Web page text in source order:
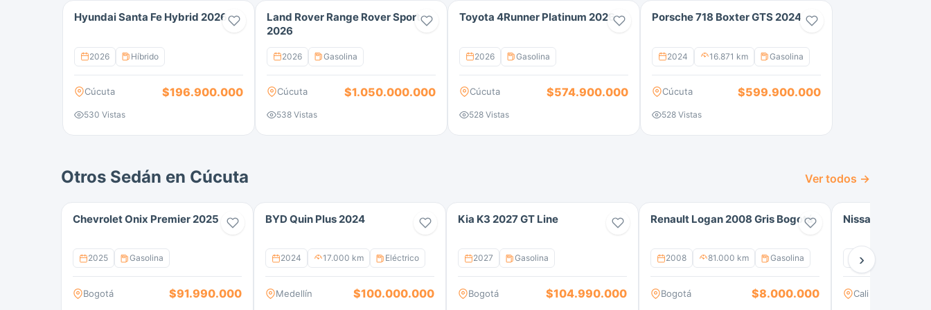
Hyundai Santa Fe Hybrid 2026
2026 Híbrido
Cúcuta $196.900.000
530 Vistas
Land Rover Range Rover Sport
2026
2026 Gasolina
Cúcuta $1.050.000.000
538 Vistas
Toyota 4Runner Platinum 2026
2026 Gasolina
Cúcuta $574.900.000
528 Vistas
Porsche 718 Boxter GTS 2024
2024 16.871 km Gasolina
Cúcuta $599.900.000
528 Vistas
Otros Sedán en Cúcuta Ver todos →
Chevrolet Onix Premier 2025
2025 Gasolina
Bogotá $91.990.000
BYD Quin Plus 2024
2024 17.000 km Eléctrico
Medellín $100.000.000
Kia K3 2027 GT Line
2027 Gasolina
Bogotá $104.990.000
Renault Logan 2008 Gris Bogotá
2008 81.000 km Gasolina
Bogotá $8.000.000
Nissan Versa
2023
Cali
›